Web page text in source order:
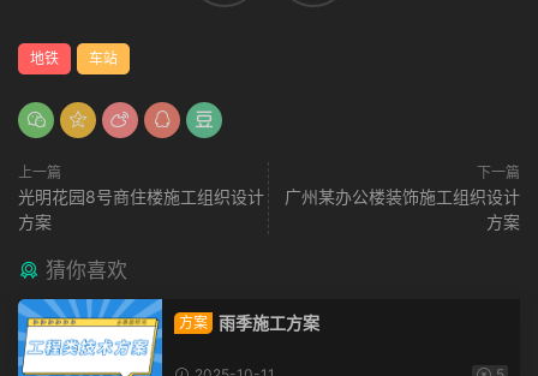
地铁 车站
上一篇
光明花园8号商住楼施工组织设计
方案
下一篇
广州某办公楼装饰施工组织设计
方案
猜你喜欢
方案 雨季施工方案